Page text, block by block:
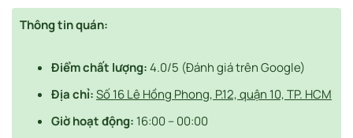
Thông tin quán:
Điểm chất lượng:4.0/5 (Đánh giá trên Google)
Địa chỉ:Số 16 Lê Hồng Phong, P.12, quận 10, TP. HCM
Giờ hoạt động: 16:00 – 00:00